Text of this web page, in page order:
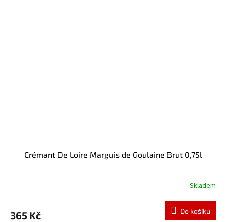
Crémant De Loire Marguis de Goulaine Brut 0,75l
Skladem
365 Kč Do košíku